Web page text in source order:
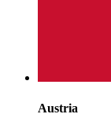
Austria